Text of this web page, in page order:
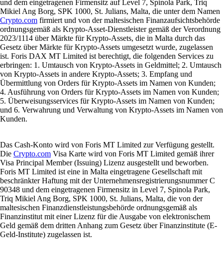
und dem eingetragenen Firmensitz auf Level 7, Spinola Park, Triq
Mikiel Ang Borg, SPK 1000, St. Julians, Malta, die unter dem Namen
Crypto.com firmiert und von der maltesischen Finanzaufsichtsbehörde
ordnungsgemäß als Krypto-Asset-Dienstleister gemäß der Verordnung
2023/1114 über Märkte für Krypto-Assets, die in Malta durch das
Gesetz über Märkte für Krypto-Assets umgesetzt wurde, zugelassen
ist. Foris DAX MT Limited ist berechtigt, die folgenden Services zu
erbringen: 1. Umtausch von Krypto-Assets in Geldmittel; 2. Umtausch
von Krypto-Assets in andere Krypto-Assets; 3. Empfang und
Übermittlung von Orders für Krypto-Assets im Namen von Kunden;
4. Ausführung von Orders für Krypto-Assets im Namen von Kunden;
5. Überweisungsservices für Krypto-Assets im Namen von Kunden;
und 6. Verwahrung und Verwaltung von Krypto-Assets im Namen von
Kunden.
Das Cash-Konto wird von Foris MT Limited zur Verfügung gestellt.
Die Crypto.com Visa Karte wird von Foris MT Limited gemäß ihrer
Visa Principal Member (Issuing) Lizenz ausgestellt und beworben.
Foris MT Limited ist eine in Malta eingetragene Gesellschaft mit
beschränkter Haftung mit der Unternehmensregistrierungsnummer C
90348 und dem eingetragenen Firmensitz in Level 7, Spinola Park,
Triq Mikiel Ang Borg, SPK 1000, St. Julians, Malta, die von der
maltesischen Finanzdienstleistungsbehörde ordnungsgemäß als
Finanzinstitut mit einer Lizenz für die Ausgabe von elektronischem
Geld gemäß dem dritten Anhang zum Gesetz über Finanzinstitute (E-
Geld-Institute) zugelassen ist.